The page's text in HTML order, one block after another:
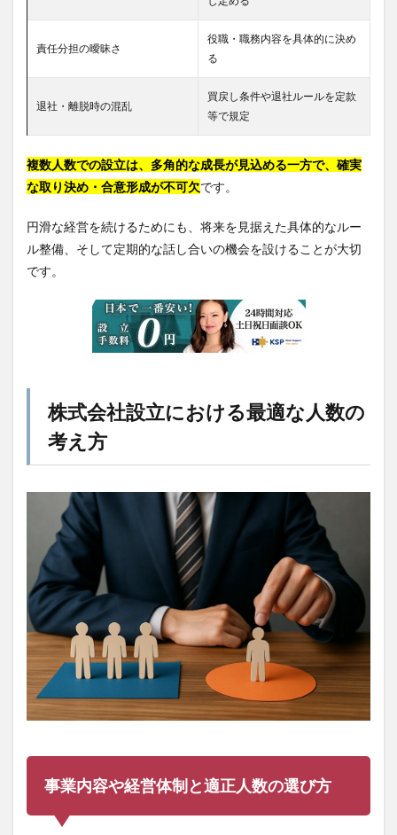
責任分担の曖昧さ
役職・職務内容を具体的に決め
る
退社・離脱時の混乱
買戻し条件や退社ルールを定款
等で規定
複数人数での設立は、多角的な成長が見込める一方で、確実
な取り決め・合意形成が不可欠です。
円滑な経営を続けるためにも、将来を見据えた具体的なルー
ル整備、そして定期的な話し合いの機会を設けることが大切
です。
株式会社設立における最適な人数の
考え方
事業内容や経営体制と適正人数の選び方